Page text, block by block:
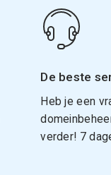
De beste
Heb je een
verder! 7